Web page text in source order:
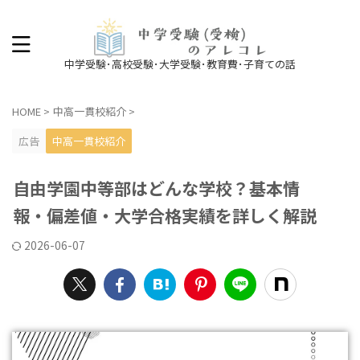
中学受験･高校受験･大学受験･教育費･子育ての話
HOME > 中高一貫校紹介 >
広告
中高一貫校紹介
自由学園中等部はどんな学校？基本情
報・偏差値・大学合格実績を詳しく解説
2026-06-07